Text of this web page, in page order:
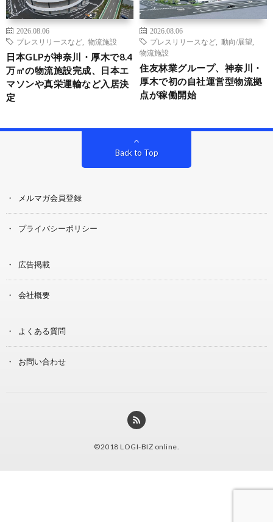
2026.08.06
プレスリリースなど
物流施設
日本GLPが神奈川・厚木で8.4
万㎡の物流施設完成、日本エ
マソンや真栄運輸など入居決
定
2026.08.06
プレスリリースなど
動向/展望
物流施設
住友林業グループ、神奈川・
厚木で初の自社運営型物流拠
点が稼働開始
Back to Top
メルマガ会員登録
プライバシーポリシー
広告掲載
会社概要
よくある質問
お問い合わせ
©2018 LOGI-BIZ online